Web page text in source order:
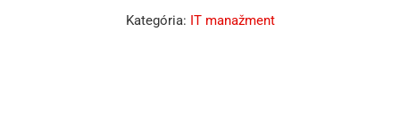
Kategória: IT manažment